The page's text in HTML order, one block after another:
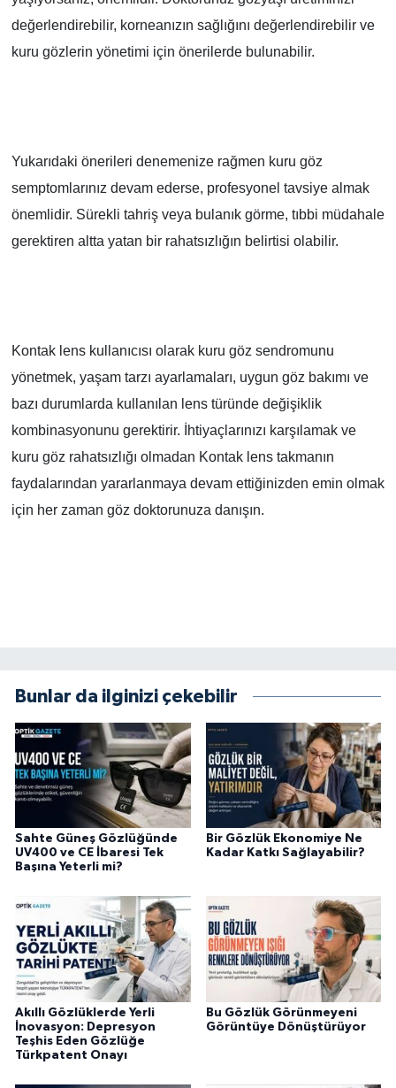
değerlendirebilir, korneanızın sağlığını değerlendirebilir ve
kuru gözlerin yönetimi için önerilerde bulunabilir.
Yukarıdaki önerileri denemenize rağmen kuru göz
semptomlarınız devam ederse, profesyonel tavsiye almak
önemlidir. Sürekli tahriş veya bulanık görme, tıbbi müdahale
gerektiren altta yatan bir rahatsızlığın belirtisi olabilir.
Kontak lens kullanıcısı olarak kuru göz sendromunu
yönetmek, yaşam tarzı ayarlamaları, uygun göz bakımı ve
bazı durumlarda kullanılan lens türünde değişiklik
kombinasyonunu gerektirir. İhtiyaçlarınızı karşılamak ve
kuru göz rahatsızlığı olmadan Kontak lens takmanın
faydalarından yararlanmaya devam ettiğinizden emin olmak
için her zaman göz doktorunuza danışın.
Bunlar da ilginizi çekebilir
Sahte Güneş Gözlüğünde
UV400 ve CE İbaresi Tek
Başına Yeterli mi?
Bir Gözlük Ekonomiye Ne
Kadar Katkı Sağlayabilir?
Akıllı Gözlüklerde Yerli
İnovasyon: Depresyon
Teşhis Eden Gözlüğe
Türkpatent Onayı
Bu Gözlük Görünmeyeni
Görüntüye Dönüştürüyor